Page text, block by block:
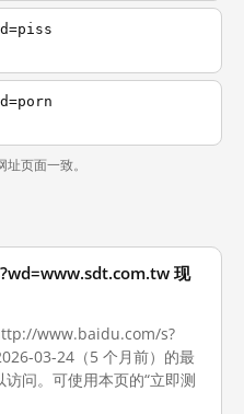
页面一致。
现
www.baidu.com/s?
03-24（5 个月前）的最
问。可使用本页的“立即测